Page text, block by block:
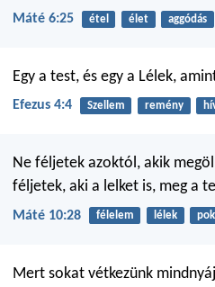
Máté 6:25 étel élet aggódás
Egy a test, és egy a Lélek,
Efezus 4:4 Szellem remény
Ne féljetek azoktól, akik
féljetek, aki a lelket is, meg a
Máté 10:28 félelem lélek
Mert sokat vétkezünk